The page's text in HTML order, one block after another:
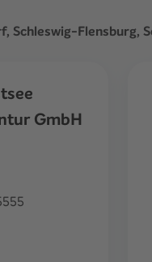
Schleswig-Flensburg,
GmbH